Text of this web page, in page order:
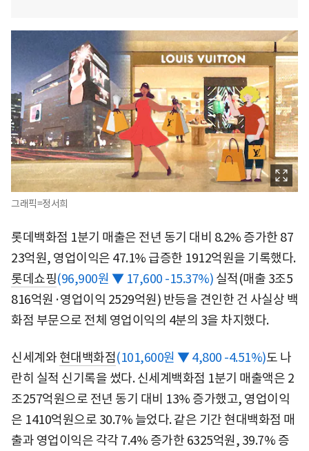
그래픽=정서희
롯데백화점 1분기 매출은 전년 동기 대비 8.2% 증가한 87
23억원, 영업이익은 47.1% 급증한 1912억원을 기록했다.
롯데쇼핑(96,900원 ▼ 17,600 -15.37%) 실적(매출 3조5
816억원·영업이익 2529억원) 반등을 견인한 건 사실상 백
화점 부문으로 전체 영업이익의 4분의 3을 차지했다.
신세계와 현대백화점(101,600원 ▼ 4,800 -4.51%)도 나
란히 실적 신기록을 썼다. 신세계백화점 1분기 매출액은 2
조257억원으로 전년 동기 대비 13% 증가했고, 영업이익
은 1410억원으로 30.7% 늘었다. 같은 기간 현대백화점 매
출과 영업이익은 각각 7.4% 증가한 6325억원, 39.7% 증